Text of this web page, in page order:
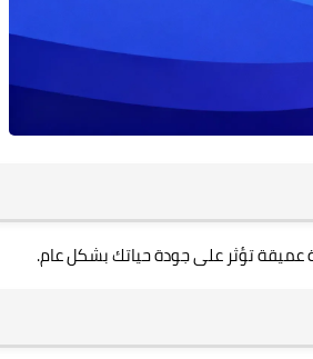
تؤثر على جودة حياتك بشكل عام.